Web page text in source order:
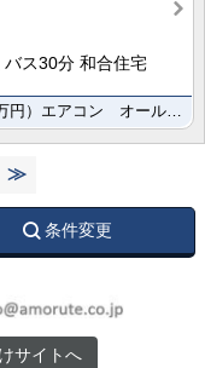
ス30分 和合住宅
小型犬もしくは猫1匹飼育可（+退去修繕費4万円）エアコン オール洋室
≫
条件変更
サイトへ